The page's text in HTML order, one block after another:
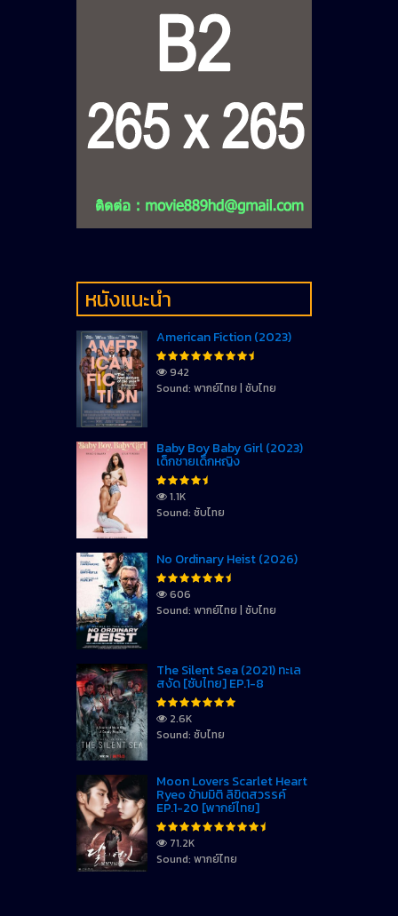
หนังแนะนำ
American Fiction (2023)
942
Sound: พากย์ไทย | ซับไทย
Baby Boy Baby Girl (2023)
เด็กชายเด็กหญิง
1.1K
Sound: ซับไทย
No Ordinary Heist (2026)
606
Sound: พากย์ไทย | ซับไทย
The Silent Sea (2021) ทะเล
สงัด [ซับไทย] EP.1-8
2.6K
Sound: ซับไทย
Moon Lovers Scarlet Heart
Ryeo ข้ามมิติ ลิขิตสวรรค์
EP.1-20 [พากย์ไทย]
71.2K
Sound: พากย์ไทย